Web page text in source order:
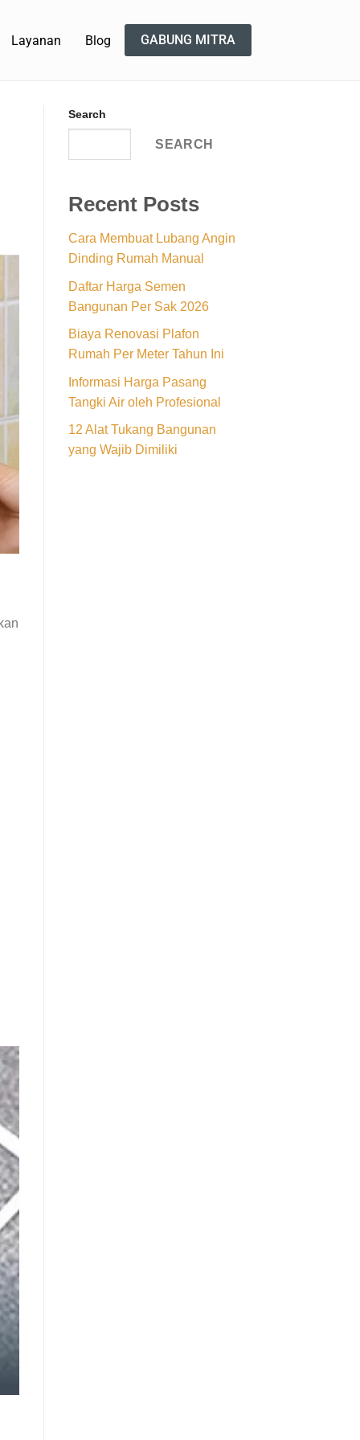
Layanan Blog GABUNG MITRA
Search
SEARCH
Recent Posts
Cara Membuat Lubang Angin
Dinding Rumah Manual
Daftar Harga Semen
Bangunan Per Sak 2026
Biaya Renovasi Plafon
Rumah Per Meter Tahun Ini
Informasi Harga Pasang
Tangki Air oleh Profesional
12 Alat Tukang Bangunan
yang Wajib Dimiliki